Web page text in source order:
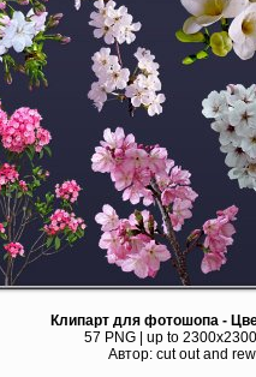
Клипарт для фотошопа -
57 PNG | up to
Автор: cut out and